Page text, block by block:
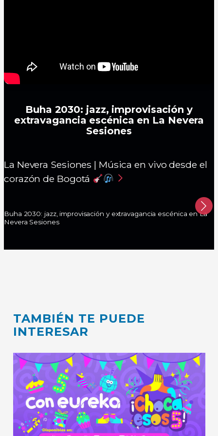
Buha 2030: jazz, improvisación y
extravagancia escénica en La Nevera
Sesiones
La Nevera Sesiones | Música en vivo desde el
corazón de Bogotá
Buha 2030: jazz, improvisación y extravagancia escénica en La
Nevera Sesiones
TAMBIÉN TE PUEDE
INTERESAR